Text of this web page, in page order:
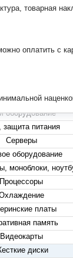
товарная
оплатить с
223-13-47
оборудование
питания
Серверы
оборудование
моноблоки,
Процессоры
платы
память
Видеокарты
диски